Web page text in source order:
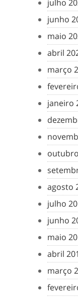
julho
junho
maio
abril
março
janeiro
agosto
julho
junho
maio
abril
março